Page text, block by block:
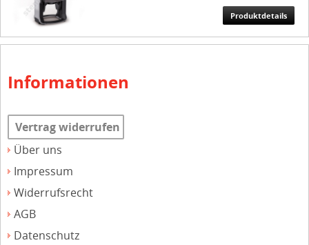
Produktdetails
Informationen
Vertrag widerrufen
Über uns
Impressum
Widerrufsrecht
AGB
Datenschutz